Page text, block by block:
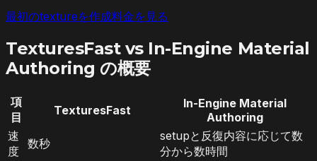
最初のtextureを作成料金を見る
TexturesFast vs In-Engine Material
Authoring の概要
項
目
TexturesFast
In-Engine Material
Authoring
速
度
数秒
setupと反復内容に応じて数
分から数時間